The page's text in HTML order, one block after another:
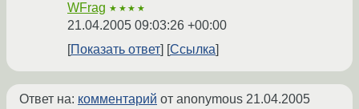
WFrag ★★★★
21.04.2005 09:03:26 +00:00
Показать ответ
Ссылка
Ответ на: комментарий от anonymous 21.04.2005